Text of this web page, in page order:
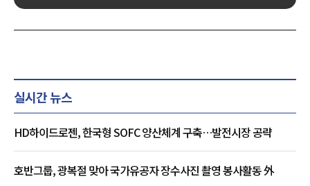
실시간 뉴스
HD하이드로젠, 한국형 SOFC 양산체계 구축…발전시장 공략
호반그룹, 광복절 맞아 국가유공자 장수사진 촬영 봉사활동 外